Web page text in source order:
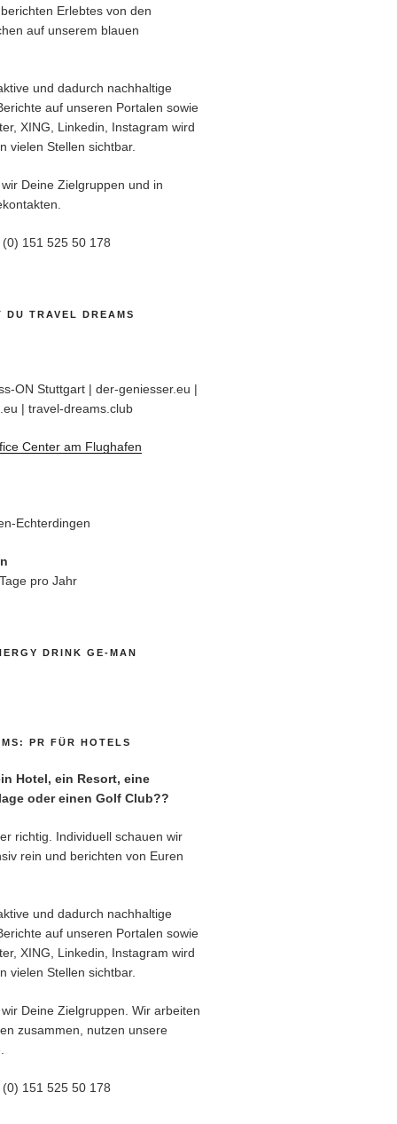
Erlebtes von den
auf unserem blauen
und dadurch nachhaltige
auf unseren Portalen sowie
XING, Linkedin, Instagram wird
vielen Stellen sichtbar.
Deine Zielgruppen und in
151 525 50 178
DU TRAVEL DREAMS
ON Stuttgart | der-geniesser.eu |
| travel-dreams.club
Center am Flughafen
Echterdingen
pro Jahr
DRINK GE-MAN
PR FÜR HOTELS
Hotel, ein Resort, eine
oder einen Golf Club??
richtig. Individuell schauen wir
rein und berichten von Euren
und dadurch nachhaltige
auf unseren Portalen sowie
XING, Linkedin, Instagram wird
vielen Stellen sichtbar.
Deine Zielgruppen. Wir arbeiten
zusammen, nutzen unsere
151 525 50 178